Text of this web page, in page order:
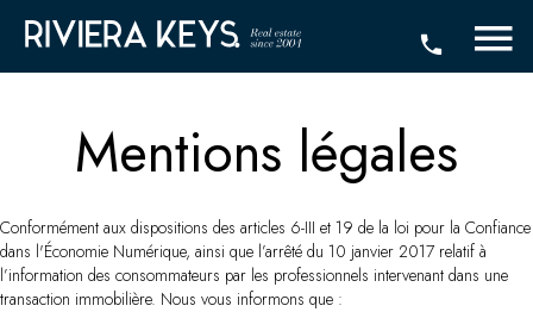
Mentions légales
Conformément aux dispositions des articles 6-III et 19 de la loi pour la Confiance
dans l'Économie Numérique, ainsi que l’arrêté du 10 janvier 2017 relatif à
l’information des consommateurs par les professionnels intervenant dans une
transaction immobilière. Nous vous informons que :